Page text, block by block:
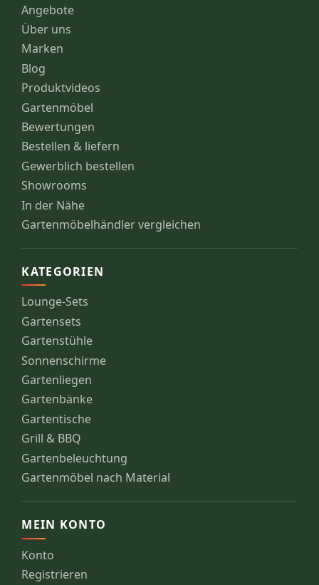
Angebote
Über uns
Marken
Blog
Produktvideos
Gartenmöbel
Bewertungen
Bestellen & liefern
Gewerblich bestellen
Showrooms
In der Nähe
Gartenmöbelhändler vergleichen
KATEGORIEN
Lounge-Sets
Gartensets
Gartenstühle
Sonnenschirme
Gartenliegen
Gartenbänke
Gartentische
Grill & BBQ
Gartenbeleuchtung
Gartenmöbel nach Material
MEIN KONTO
Konto
Registrieren